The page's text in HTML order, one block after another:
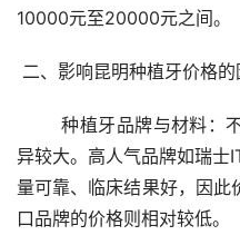
10000元至20000元之间。
二、影响昆明种植牙价格的
	种植牙品牌与材料：不同品牌和材料的种植牙价格差
异较大。高人气品牌如瑞士
量可靠、临床结果好，因
口品牌的价格则相对较低。